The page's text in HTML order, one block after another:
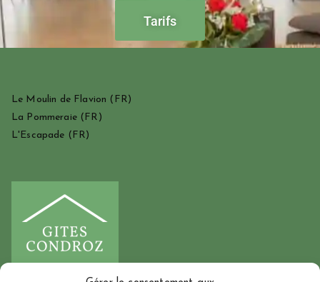
Tarifs
Le Moulin de Flavion (FR)
La Pommeraie(FR)
L'Escapade (FR)